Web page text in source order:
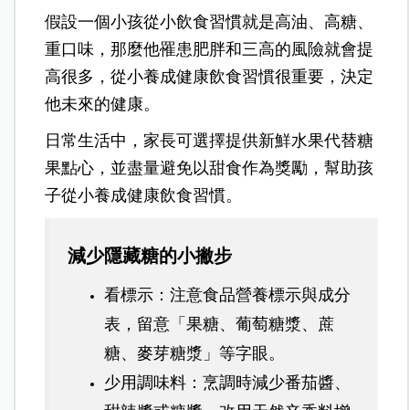
假設一個小孩從小飲食習慣就是高油、高糖、
重口味，那麼他罹患肥胖和三高的風險就會提
高很多，從小養成健康飲食習慣很重要，決定
他未來的健康。
日常生活中，家長可選擇提供新鮮水果代替糖
果點心，並盡量避免以甜食作為獎勵，幫助孩
子從小養成健康飲食習慣。
減少隱藏糖的小撇步
看標示：注意食品營養標示與成分
表，留意「果糖、葡萄糖漿、蔗
糖、麥芽糖漿」等字眼。
少用調味料：烹調時減少番茄醬、